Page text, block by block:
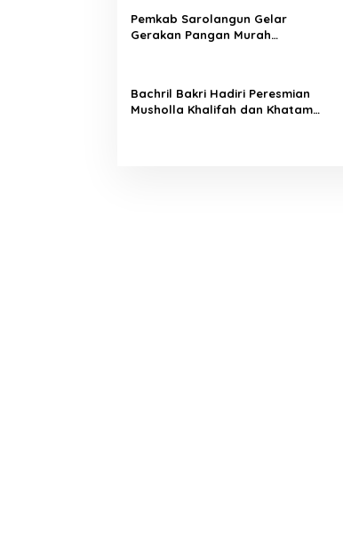
a
s
p
o
Pemkab Sarolangun Gelar
Gerakan Pangan Murah
Bachril Bakri Hadiri Peresmian
Musholla Khalifah dan Khatam